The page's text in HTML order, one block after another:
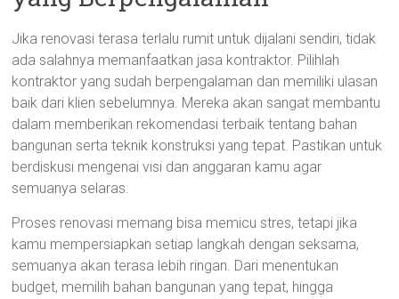
Jika renovasi terasa terlalu rumit untuk dijalani sendiri, tidak
ada salahnya memanfaatkan jasa kontraktor. Pilihlah
kontraktor yang sudah berpengalaman dan memiliki ulasan
baik dari klien sebelumnya. Mereka akan sangat membantu
dalam memberikan rekomendasi terbaik tentang bahan
bangunan serta teknik konstruksi yang tepat. Pastikan untuk
berdiskusi mengenai visi dan anggaran kamu agar
semuanya selaras.
Proses renovasi memang bisa memicu stres, tetapi jika
kamu mempersiapkan setiap langkah dengan seksama,
semuanya akan terasa lebih ringan. Dari menentukan
budget, memilih bahan bangunan yang tepat, hingga